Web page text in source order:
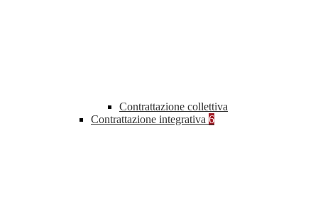
Contrattazione collettiva
Contrattazione integrativa 6